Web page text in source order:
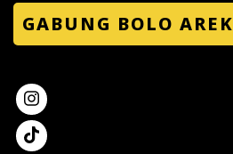
GABUNG BOLO AREK